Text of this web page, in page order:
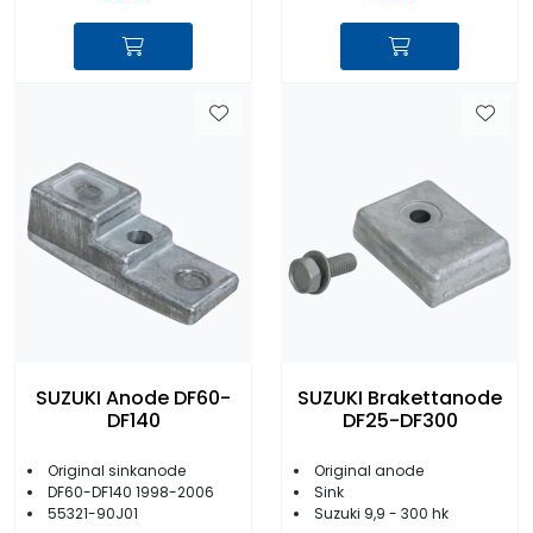
SUZUKI Anode DF60-
DF140
Original sinkanode
DF60-DF140 1998-2006
55321-90J01
SUZUKI Brakettanode
DF25-DF300
Original anode
Sink
Suzuki 9,9 - 300 hk